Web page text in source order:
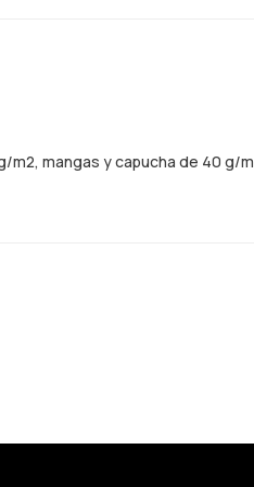
mangas y capucha de 40 g/